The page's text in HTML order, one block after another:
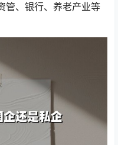
管、银行、养老产业等